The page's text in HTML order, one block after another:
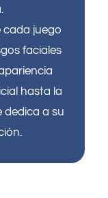
juego
faciales
hasta la
dedica a su